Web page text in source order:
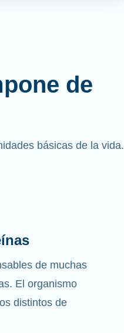
de
básicas de la vida.
de muchas
El organismo
distintos de